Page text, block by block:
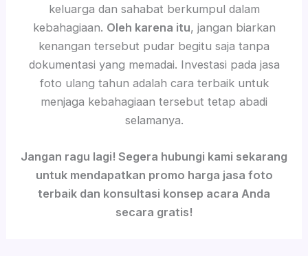
keluarga dan sahabat berkumpul dalam
kebahagiaan. Oleh karena itu, jangan biarkan
kenangan tersebut pudar begitu saja tanpa
dokumentasi yang memadai. Investasi pada jasa
foto ulang tahun adalah cara terbaik untuk
menjaga kebahagiaan tersebut tetap abadi
selamanya.
Jangan ragu lagi! Segera hubungi kami sekarang
untuk mendapatkan promo harga jasa foto
terbaik dan konsultasi konsep acara Anda
secara gratis!